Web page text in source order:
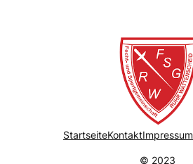
StartseiteKontaktImpressum
© 2023